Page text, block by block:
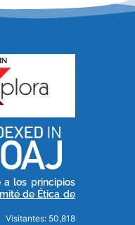
a los principios
de Ética de
Visitantes: 50,818